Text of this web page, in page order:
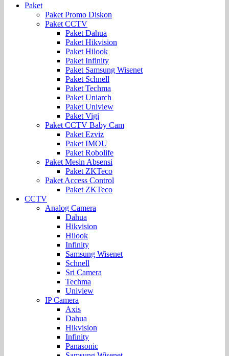
Paket
Paket Promo Diskon
Paket CCTV
Paket Dahua
Paket Hikvision
Paket Hilook
Paket Infinity
Paket Samsung Wisenet
Paket Schnell
Paket Techma
Paket Uniarch
Paket Uniview
Paket Vigi
Paket CCTV Baby Cam
Paket Ezviz
Paket IMOU
Paket Robolife
Paket Mesin Absensi
Paket ZKTeco
Paket Access Control
Paket ZKTeco
CCTV
Analog Camera
Dahua
Hikvision
Hilook
Infinity
Samsung Wisenet
Schnell
Sri Camera
Techma
Uniview
IP Camera
Axis
Dahua
Hikvision
Infinity
Panasonic